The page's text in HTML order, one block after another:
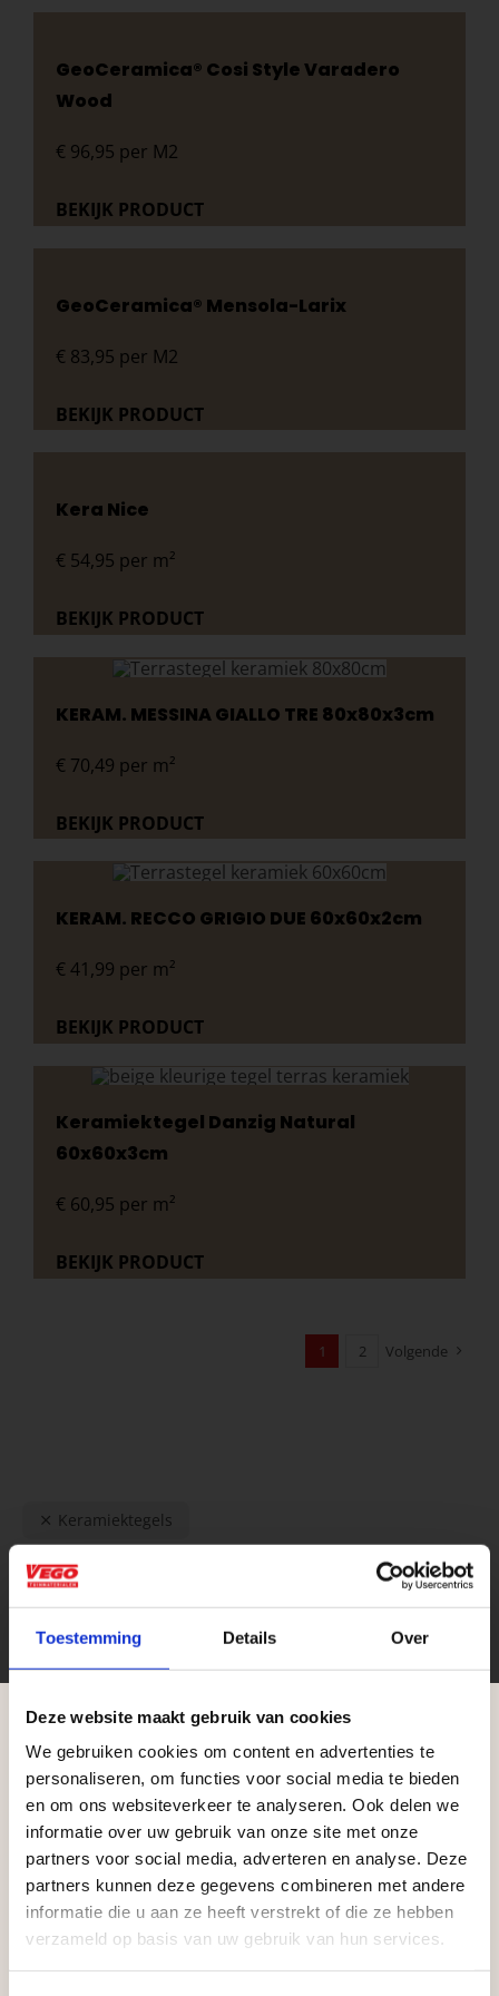
Toestemming Details Over
Deze website maakt gebruik van cookies
We gebruiken cookies om content en advertenties te
personaliseren, om functies voor social media te bieden
en om ons websiteverkeer te analyseren. Ook delen we
informatie over uw gebruik van onze site met onze
partners voor social media, adverteren en analyse. Deze
partners kunnen deze gegevens combineren met andere
informatie die u aan ze heeft verstrekt of die ze hebben
verzameld op basis van uw gebruik van hun services.
GeoCeramica® Cosi Style Varadero
Wood
€ 96,95 per M2
BEKIJK PRODUCT
GeoCeramica® Mensola-Larix
€ 83,95 per M2
BEKIJK PRODUCT
Kera Nice
€ 54,95 per m²
BEKIJK PRODUCT
KERAM. MESSINA GIALLO TRE 80x80x3cm
€ 70,49 per m²
BEKIJK PRODUCT
KERAM. RECCO GRIGIO DUE 60x60x2cm
€ 41,99 per m²
BEKIJK PRODUCT
Keramiektegel Danzig Natural
60x60x3cm
€ 60,95 per m²
BEKIJK PRODUCT
1 2 Volgende
Keramiektegels
Categorieën
Aanbiedingen
Keramiektegels - Aanbieding
Keramiektegels
Afmeting
Alles weergeven
100x100cm
120x120cm
MEER WEERGEVEN
Dikte of hoogte
Alles weergeven
Aangepaste openingstijden tijdens de
vakantieperiode
Waardenburg en Vego Dordrecht hanteren tijdens
de vakantieperiode aangepaste openingstijden op
zaterdag. Bekijk de vestigingspagina voor de
actuele openingstijden.